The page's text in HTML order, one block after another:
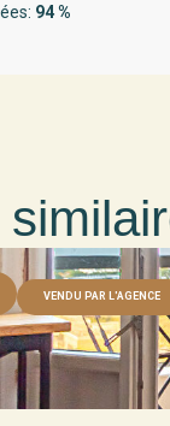
94 %
VENDU PAR L'AGENCE